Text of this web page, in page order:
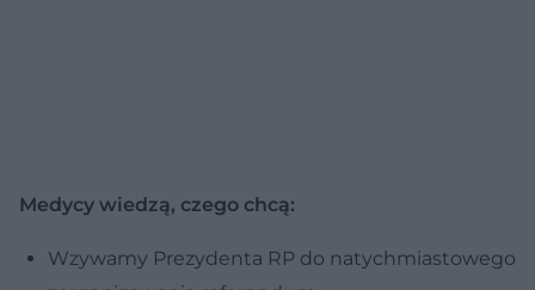
Medycy wiedzą, czego chcą:
Wzywamy Prezydenta RP do natychmiastowego